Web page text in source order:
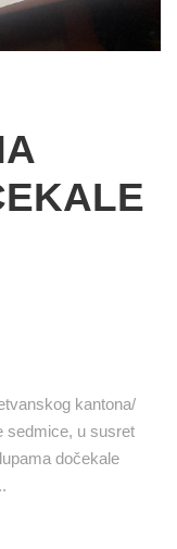
kantona/
sedmice, u susret
dočekale